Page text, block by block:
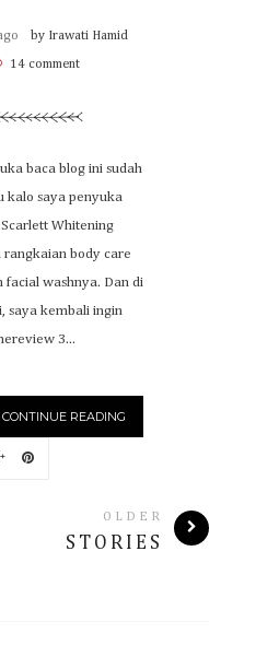
by Irawati Hamid
14 comment
baca blog ini sudah
kalo saya penyuka
Whitening
rangkaian body care
facial washnya. Dan di
saya kembali ingin
3...
CONTINUE READING
OLDER
STORIES